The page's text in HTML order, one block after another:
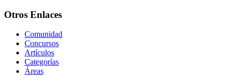
Otros Enlaces
Comunidad
Concursos
Artículos
Categorías
Áreas